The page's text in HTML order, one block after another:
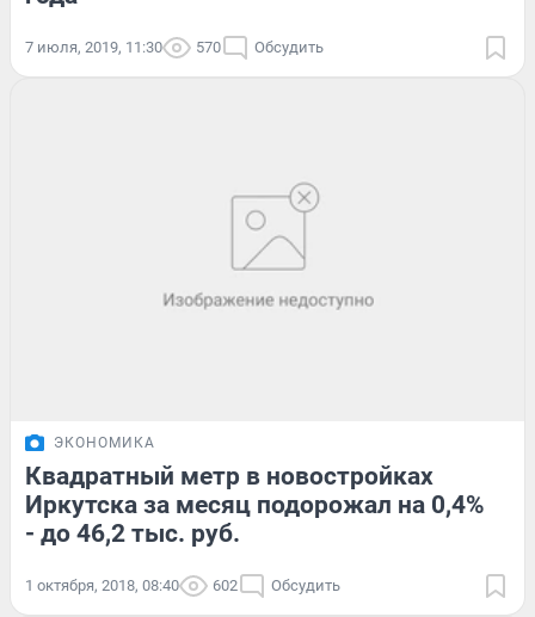
7 июля, 2019, 11:30 570 Обсудить
ЭКОНОМИКА
Квадратный метр в новостройках
Иркутска за месяц подорожал на 0,4%
- до 46,2 тыс. руб.
1 октября, 2018, 08:40 602 Обсудить